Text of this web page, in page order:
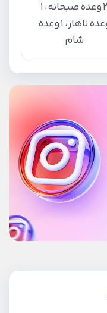
2 وعده صبحانه، 1
وعده ناهار، 1 وعده
شام